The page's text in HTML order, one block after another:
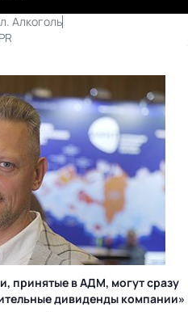
Алкоголь
принятые в АДМ, могут сразу
дивиденды компании»